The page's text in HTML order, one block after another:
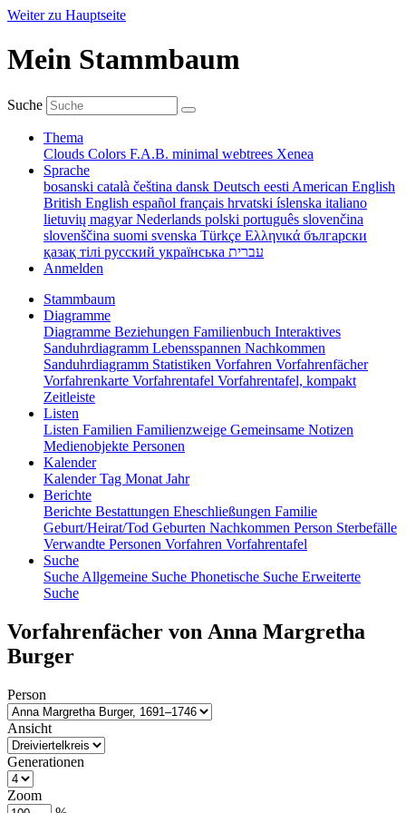
Weiter zu Hauptseite
Mein Stammbaum
Suche
Thema
Clouds Colors F.A.B. minimal webtrees Xenea
Sprache
bosanski català čeština dansk Deutsch eesti American English
British English español français hrvatski íslenska italiano
lietuvių magyarNederlands polski português slovenčina
slovenščina suomi svenska Türkçe Ελληνικά български
қазақ тілі русский українська עברית
Anmelden
Stammbaum
Diagramme
Diagramme Beziehungen Familienbuch Interaktives
Sanduhrdiagramm Lebensspannen Nachkommen
Sanduhrdiagramm Statistiken Vorfahren Vorfahrenfächer
Vorfahrenkarte Vorfahrentafel Vorfahrentafel, kompakt
Zeitleiste
Listen
Listen Familien Familienzweige Gemeinsame Notizen
Medienobjekte Personen
Kalender
KalenderTag Monat Jahr
Berichte
Berichte Bestattungen Eheschließungen Familie
Geburt/Heirat/Tod Geburten Nachkommen Person Sterbefälle
Verwandte Personen Vorfahren Vorfahrentafel
Suche
Suche Allgemeine Suche Phonetische Suche Erweiterte
Suche
Vorfahrenfächer von Anna Margretha
Burger
Person
Ansicht
Generationen
Zoom